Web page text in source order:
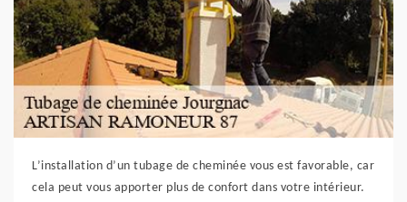
L’installation d’un tubage de cheminée vous est favorable, car
cela peut vous apporter plus de confort dans votre intérieur.